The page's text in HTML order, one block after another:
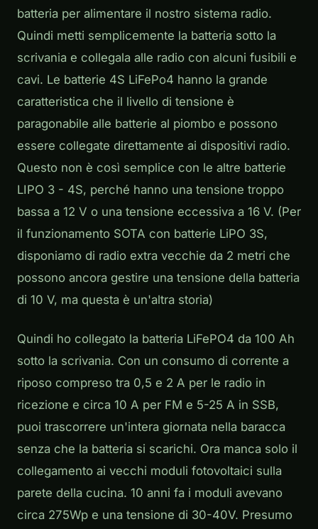
batteria per alimentare il nostro sistema radio.
Quindi metti semplicemente la batteria sotto la
scrivania e collegala alle radio con alcuni fusibili e
cavi. Le batterie 4S LiFePo4 hanno la grande
caratteristica che il livello di tensione è
paragonabile alle batterie al piombo e possono
essere collegate direttamente ai dispositivi radio.
Questo non è così semplice con le altre batterie
LIPO 3 - 4S, perché hanno una tensione troppo
bassa a 12 V o una tensione eccessiva a 16 V. (Per
il funzionamento SOTA con batterie LiPO 3S,
disponiamo di radio extra vecchie da 2 metri che
possono ancora gestire una tensione della batteria
di 10 V, ma questa è un'altra storia)
Quindi ho collegato la batteria LiFePO4 da 100 Ah
sotto la scrivania. Con un consumo di corrente a
riposo compreso tra 0,5 e 2 A per le radio in
ricezione e circa 10 A per FM e 5-25 A in SSB,
puoi trascorrere un'intera giornata nella baracca
senza che la batteria si scarichi. Ora manca solo il
collegamento ai vecchi moduli fotovoltaici sulla
parete della cucina. 10 anni fa i moduli avevano
circa 275Wp e una tensione di 30-40V. Presumo